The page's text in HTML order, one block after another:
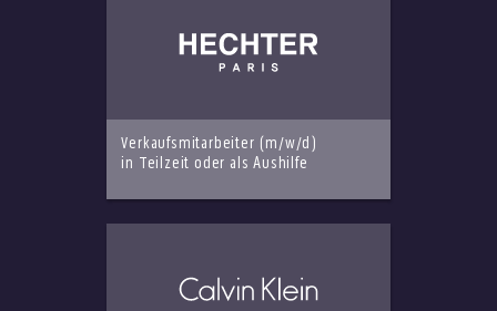
Verkaufsmitarbeiter (m/w/d)
in Teilzeit oder als Aushilfe